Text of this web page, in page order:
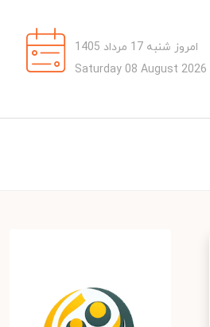
امروز شنبه 17 مرداد 1405
Saturday 08 August 2026